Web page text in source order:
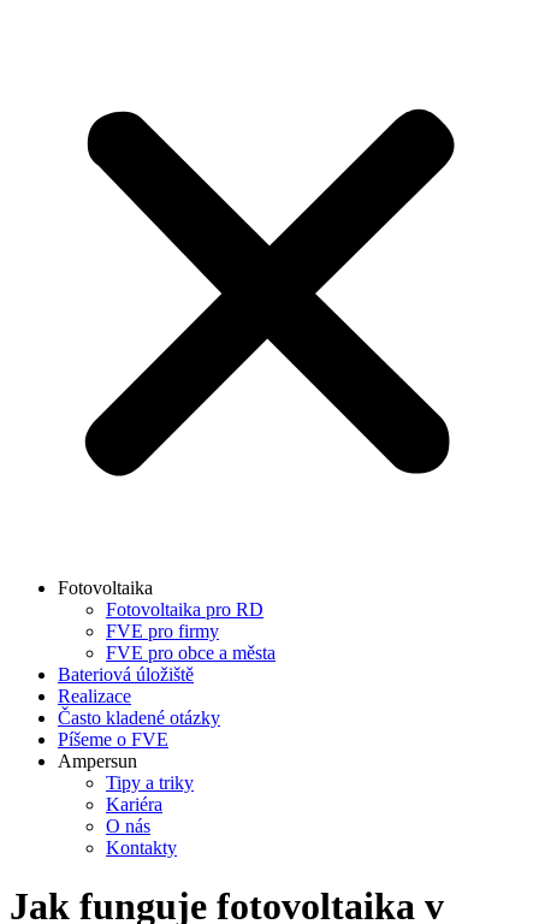
Fotovoltaika
Fotovoltaika pro RD
FVE pro firmy
FVE pro obce a města
Bateriová úložiště
Realizace
Často kladené otázky
Píšeme o FVE
Ampersun
Tipy a triky
Kariéra
O nás
Kontakty
Jak funguje fotovoltaika v